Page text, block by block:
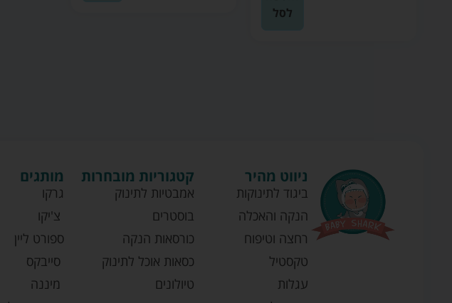
לסל
ניווט מהיר
ביגוד לתינוקות
הנקה והאכלה
רחצה וטיפוח
טקסטיל
עגלות
קטגוריות מובחרות
אמבטיות לתינוק
בוסטרים
כורסאות הנקה
כסאות אוכל לתינוק
טיולונים
מותגים
גרקו
צ'יקו
ספורט ליין
סייבקס
מיננה